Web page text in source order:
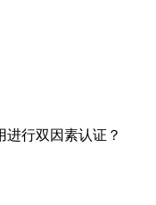
行双因素认证？